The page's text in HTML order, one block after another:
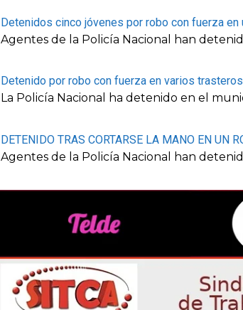
Detenidos cinco jóvenes por robo con fuerza
Agentes de la Policía Nacional han
Detenido por robo con fuerza en varios
La Policía Nacional ha detenido en el
DETENIDO TRAS CORTARSE LA MANO EN UN
Agentes de la Policía Nacional han